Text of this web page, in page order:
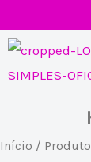
para
Início /